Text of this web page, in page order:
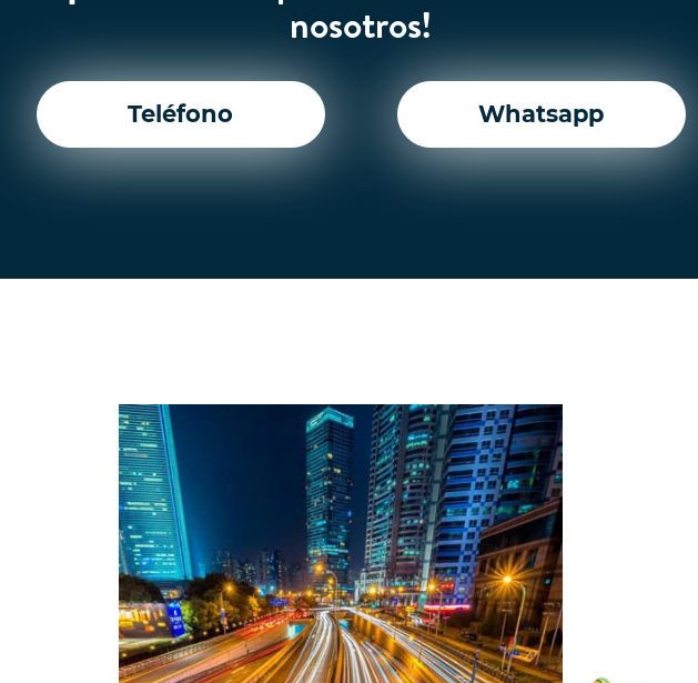
nosotros!
Teléfono Whatsapp